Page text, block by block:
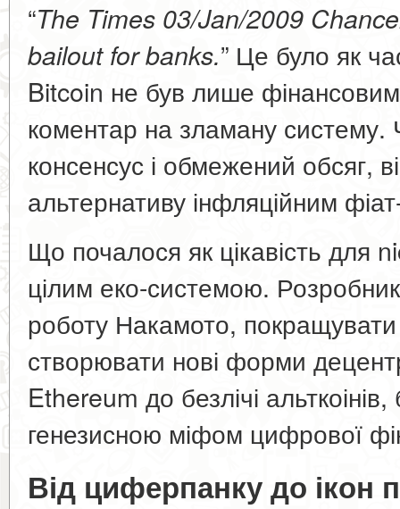
“The Times 03/Jan/2009
bailout for banks.” Це було як
Bitcoin не був лише
коментар на зламану систему.
консенсус і обмежений обсяг,
альтернативу інфляційним
Що почалося як цікавість для
цілим еко-системою.
роботу Накамото, покращувати
створювати нові форми
Ethereum до безлічі
генезисною міфом цифрової
Від циферпанку до ікон